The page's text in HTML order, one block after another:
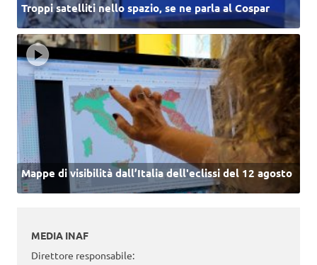
Troppi satelliti nello spazio, se ne parla al Cospar
Mappe di visibilità dall’Italia dell'eclissi del 12 agosto
MEDIA INAF
Direttore responsabile: